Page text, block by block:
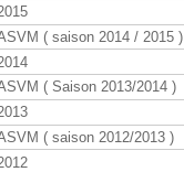
( saison 2014 / 2015 )
( Saison 2013/2014 )
( saison 2012/2013 )